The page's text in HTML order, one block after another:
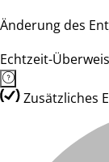
Änderung des
Echtzeit-
Zusätzliches